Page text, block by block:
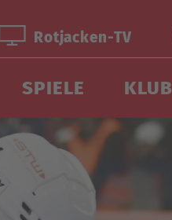
Rotjacken-TV
SPIELE KLUB